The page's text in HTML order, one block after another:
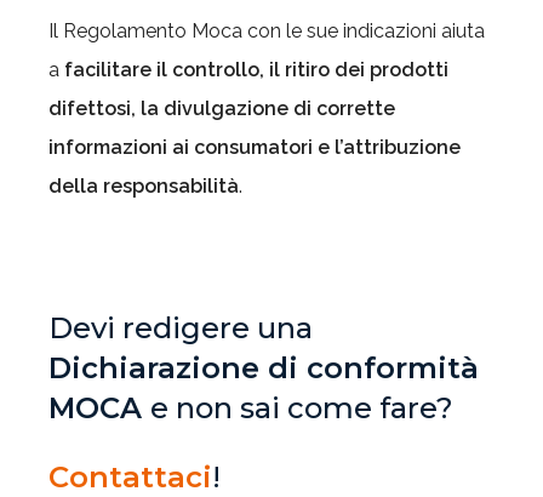
Il Regolamento Moca con le sue indicazioni aiuta
a facilitare il controllo, il ritiro dei prodotti
difettosi, la divulgazione di corrette
informazioni ai consumatori e l’attribuzione
della responsabilità.
Devi redigere una
Dichiarazione di conformità
MOCA e non sai come fare?
Contattaci!